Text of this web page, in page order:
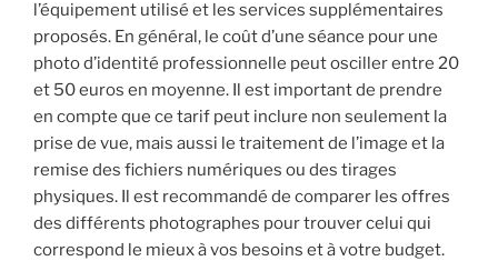
l’équipement utilisé et les services supplémentaires
proposés. En général, le coût d’une séance pour une
photo d’identité professionnelle peut osciller entre 20
et 50 euros en moyenne. Il est important de prendre
en compte que ce tarif peut inclure non seulement la
prise de vue, mais aussi le traitement de l’image et la
remise des fichiers numériques ou des tirages
physiques. Il est recommandé de comparer les offres
des différents photographes pour trouver celui qui
correspond le mieux à vos besoins et à votre budget.